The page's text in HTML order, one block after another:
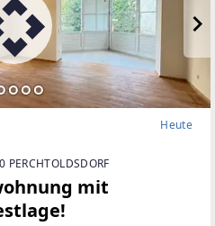
Heute
PERCHTOLDSDORF
mit